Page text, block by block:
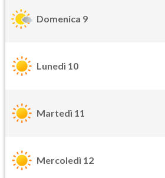
Domenica 9
Lunedì 10
Martedì 11
Mercoledì 12